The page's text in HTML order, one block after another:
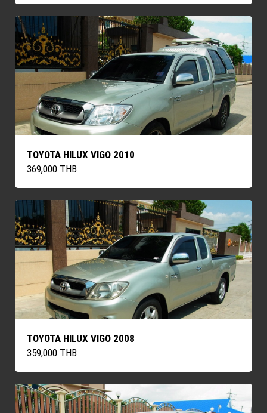
TOYOTA HILUX VIGO 2010
369,000 THB
TOYOTA HILUX VIGO 2008
359,000 THB